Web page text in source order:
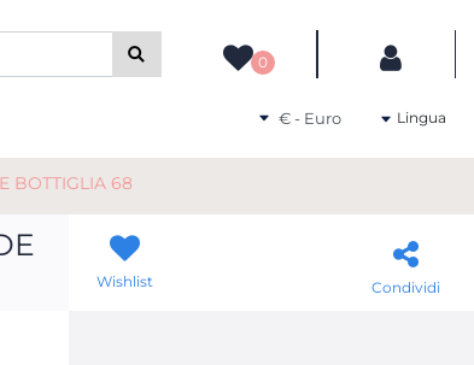
gli altri filtri disponibili.
0
Seleziona una valuta
Lingua
BOTTIGLIA 68
Wishlist Condividi